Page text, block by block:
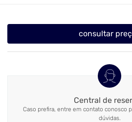
consultar
Central de
Caso prefira, entre em contato conosco
dúvidas.